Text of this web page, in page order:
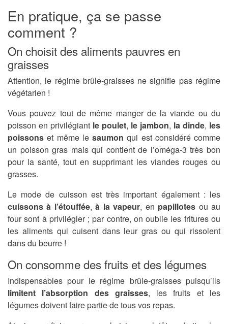
En pratique, ça se passe
comment ?
On choisit des aliments pauvres en
graisses
Attention, le régime brûle-graisses ne signifie pas régime
végétarien !
Vous pouvez tout de même manger de la viande ou du
poisson en privilégiant le poulet, le jambon, la dinde, les
poissons et même le saumon qui est considéré comme
un poisson gras mais qui contient de l’oméga-3 très bon
pour la santé, tout en supprimant les viandes rouges ou
grasses.
Le mode de cuisson est très important également : les
cuissons à l’étouffée,à la vapeur, en papillotes ou au
four sont à privilégier ; par contre, on oublie les fritures ou
les aliments qui cuisent dans leur gras ou qui rissolent
dans du beurre !
On consomme des fruits et des légumes
Indispensables pour le régime brûle-graisses puisqu’ils
limitent l’absorption des graisses, les fruits et les
légumes doivent faire partie de tous vos repas.